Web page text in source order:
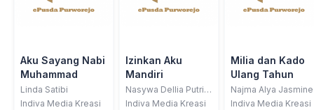
Aku Sayang Nabi
Muhammad
Linda Satibi
Indiva Media Kreasi
Izinkan Aku
Mandiri
Nasywa Dellia Putri;
dkk
Indiva Media Kreasi
Milia dan Kado
Ulang Tahun
Najma Alya Jasmine
Indiva Media Kreasi